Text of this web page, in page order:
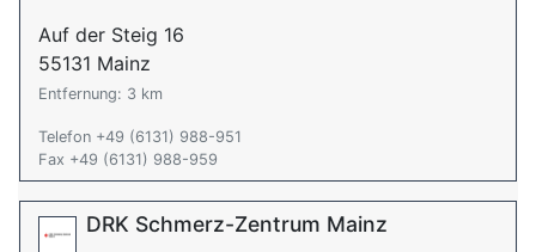
Auf der Steig 16
55131 Mainz
Entfernung: 3 km
Telefon +49 (6131) 988-951
Fax +49 (6131) 988-959
DRK Schmerz-Zentrum Mainz